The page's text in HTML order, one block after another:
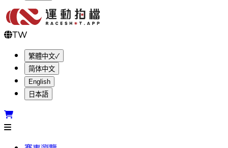
TW
繁體中文✓
简体中文
English
日本語